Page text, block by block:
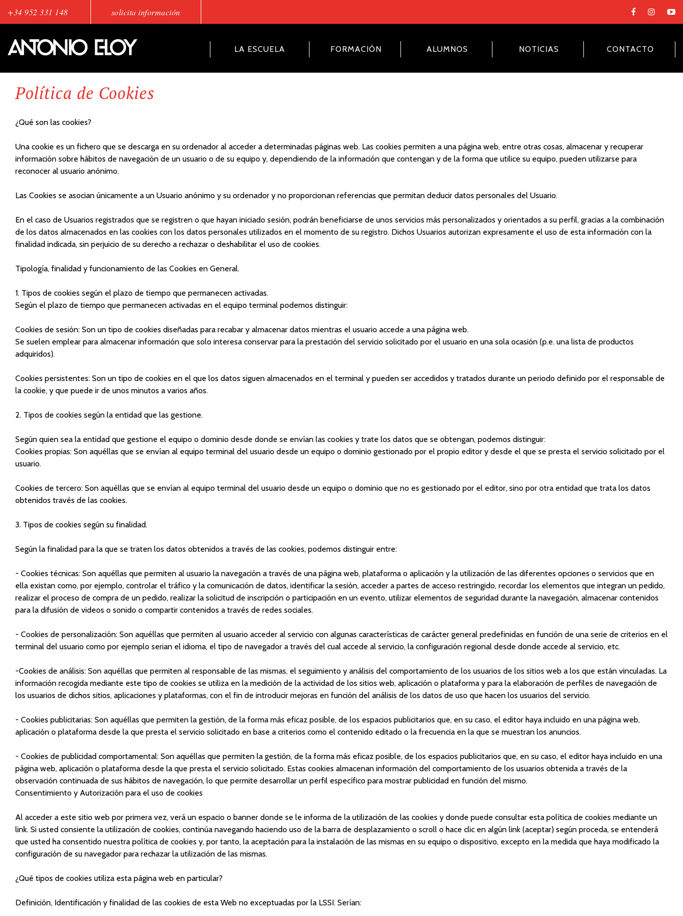
+34 952 331 148 solicita información
LA ESCUELA FORMACIÓN ALUMNOS NOTICIAS CONTACTO
Política de Cookies
¿Qué son las cookies?
Una cookie es un fichero que se descarga en su ordenador al acceder a determinadas páginas web. Las cookies permiten a una página web, entre otras cosas, almacenar y recuperar
información sobre hábitos de navegación de un usuario o de su equipo y, dependiendo de la información que contengan y de la forma que utilice su equipo, pueden utilizarse para
reconocer al usuario anónimo.
Las Cookies se asocian únicamente a un Usuario anónimo y su ordenador y no proporcionan referencias que permitan deducir datos personales del Usuario.
En el caso de Usuarios registrados que se registren o que hayan iniciado sesión, podrán beneficiarse de unos servicios más personalizados y orientados a su perfil, gracias a la combinación
de los datos almacenados en las cookies con los datos personales utilizados en el momento de su registro. Dichos Usuarios autorizan expresamente el uso de esta información con la
finalidad indicada, sin perjuicio de su derecho a rechazar o deshabilitar el uso de cookies.
Tipología, finalidad y funcionamiento de las Cookies en General.
1. Tipos de cookies según el plazo de tiempo que permanecen activadas.
Según el plazo de tiempo que permanecen activadas en el equipo terminal podemos distinguir:
Cookies de sesión: Son un tipo de cookies diseñadas para recabar y almacenar datos mientras el usuario accede a una página web.
Se suelen emplear para almacenar información que solo interesa conservar para la prestación del servicio solicitado por el usuario en una sola ocasión (p.e. una lista de productos
adquiridos).
Cookies persistentes: Son un tipo de cookies en el que los datos siguen almacenados en el terminal y pueden ser accedidos y tratados durante un periodo definido por el responsable de
la cookie, y que puede ir de unos minutos a varios años.
2. Tipos de cookies según la entidad que las gestione.
Según quien sea la entidad que gestione el equipo o dominio desde donde se envían las cookies y trate los datos que se obtengan, podemos distinguir:
Cookies propias: Son aquéllas que se envían al equipo terminal del usuario desde un equipo o dominio gestionado por el propio editor y desde el que se presta el servicio solicitado por el
usuario.
Cookies de tercero: Son aquéllas que se envían al equipo terminal del usuario desde un equipo o dominio que no es gestionado por el editor, sino por otra entidad que trata los datos
obtenidos través de las cookies.
3. Tipos de cookies según su finalidad.
Según la finalidad para la que se traten los datos obtenidos a través de las cookies, podemos distinguir entre:
- Cookies técnicas: Son aquéllas que permiten al usuario la navegación a través de una página web, plataforma o aplicación y la utilización de las diferentes opciones o servicios que en
ella existan como, por ejemplo, controlar el tráfico y la comunicación de datos, identificar la sesión, acceder a partes de acceso restringido, recordar los elementos que integran un pedido,
realizar el proceso de compra de un pedido, realizar la solicitud de inscripción o participación en un evento, utilizar elementos de seguridad durante la navegación, almacenar contenidos
para la difusión de videos o sonido o compartir contenidos a través de redes sociales.
- Cookies de personalización: Son aquéllas que permiten al usuario acceder al servicio con algunas características de carácter general predefinidas en función de una serie de criterios en el
terminal del usuario como por ejemplo serian el idioma, el tipo de navegador a través del cual accede al servicio, la configuración regional desde donde accede al servicio, etc.
-Cookies de análisis: Son aquéllas que permiten al responsable de las mismas, el seguimiento y análisis del comportamiento de los usuarios de los sitios web a los que están vinculadas. La
información recogida mediante este tipo de cookies se utiliza en la medición de la actividad de los sitios web, aplicación o plataforma y para la elaboración de perfiles de navegación de
los usuarios de dichos sitios, aplicaciones y plataformas, con el fin de introducir mejoras en función del análisis de los datos de uso que hacen los usuarios del servicio.
- Cookies publicitarias: Son aquéllas que permiten la gestión, de la forma más eficaz posible, de los espacios publicitarios que, en su caso, el editor haya incluido en una página web,
aplicación o plataforma desde la que presta el servicio solicitado en base a criterios como el contenido editado o la frecuencia en la que se muestran los anuncios.
- Cookies de publicidad comportamental: Son aquéllas que permiten la gestión, de la forma más eficaz posible, de los espacios publicitarios que, en su caso, el editor haya incluido en una
página web, aplicación o plataforma desde la que presta el servicio solicitado. Estas cookies almacenan información del comportamiento de los usuarios obtenida a través de la
observación continuada de sus hábitos de navegación, lo que permite desarrollar un perfil específico para mostrar publicidad en función del mismo.
Consentimiento y Autorización para el uso de cookies
Al acceder a este sitio web por primera vez, verá un espacio o banner donde se le informa de la utilización de las cookies y donde puede consultar esta política de cookies mediante un
link. Si usted consiente la utilización de cookies, continúa navegando haciendo uso de la barra de desplazamiento o scroll o hace clic en algún link (aceptar) según proceda, se entenderá
que usted ha consentido nuestra política de cookies y, por tanto, la aceptación para la instalación de las mismas en su equipo o dispositivo, excepto en la medida que haya modificado la
configuración de su navegador para rechazar la utilización de las mismas.
¿Qué tipos de cookies utiliza esta página web en particular?
Definición, Identificación y finalidad de las cookies de esta Web no exceptuadas por la LSSI. Serían: